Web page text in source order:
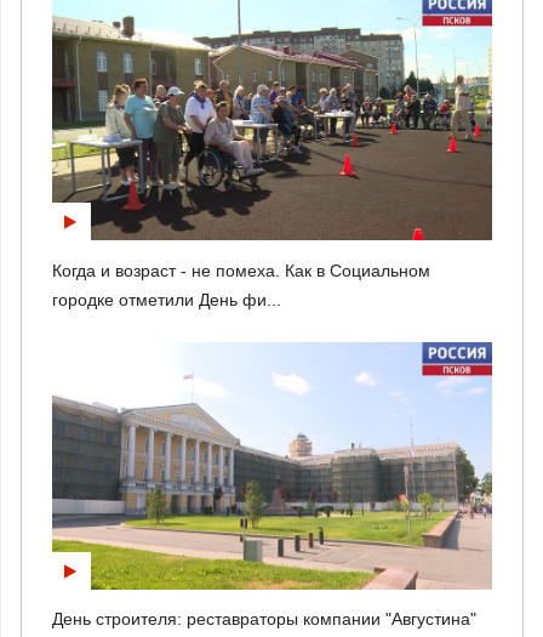
Когда и возраст - не помеха. Как в Социальном
городке отметили День фи...
День строителя: реставраторы компании "Августина"